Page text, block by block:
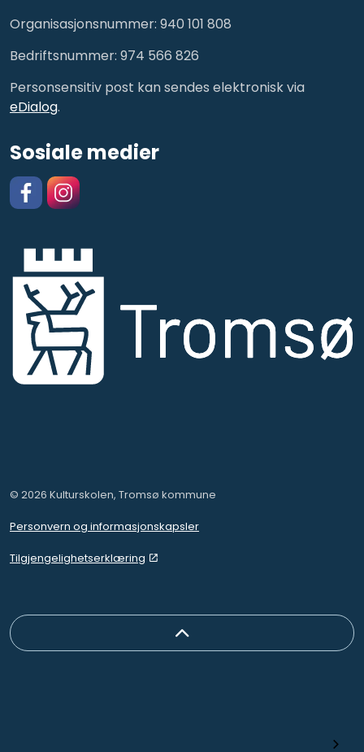
Organisasjonsnummer: 940 101 808
Bedriftsnummer: 974 566 826
Personsensitiv post kan sendes elektronisk via
eDialog.
Sosiale medier
© 2026 Kulturskolen, Tromsø kommune
Personvern og informasjonskapsler
Tilgjengelighetserklæring